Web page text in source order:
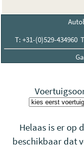
T: +31-(0)529-434960
Helaas is er op
beschikbaar dat